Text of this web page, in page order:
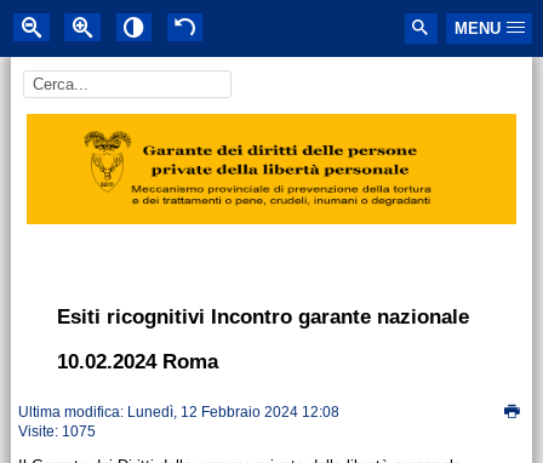
MENU
Esiti ricognitivi Incontro garante nazionale
10.02.2024 Roma
Ultima modifica: Lunedì, 12 Febbraio 2024 12:08
Visite: 1075